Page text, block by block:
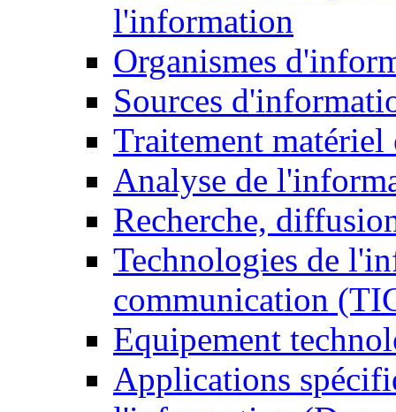
l'information
Organismes
Sources
Traitement matériel
Analyse de
Recherche,
Technologies de
communication
Equipement
Applications